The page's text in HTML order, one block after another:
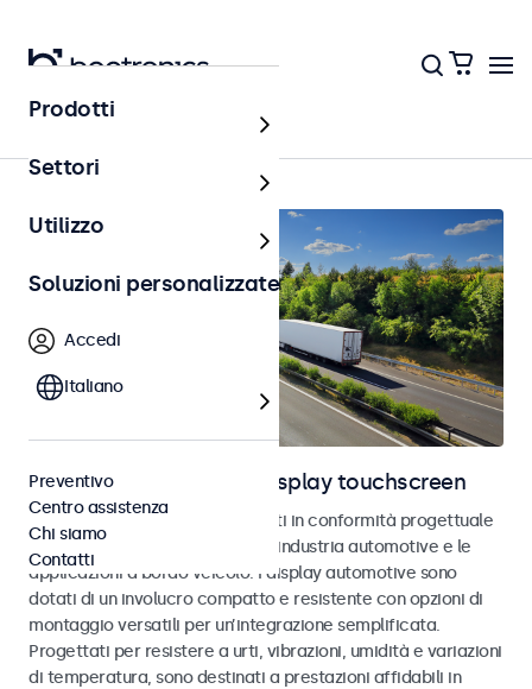
Home
Monitor automotive e display touchscreen
Monitor e touchscreen sviluppati in conformità progettuale
agli standard eMark e SAE per l’industria automotive e le
applicazioni a bordo veicolo. I display automotive sono
dotati di un involucro compatto e resistente con opzioni di
montaggio versatili per un’integrazione semplificata.
Progettati per resistere a urti, vibrazioni, umidità e variazioni
di temperatura, sono destinati a prestazioni affidabili in
Prodotti
Settori
Utilizzo
Soluzioni personalizzate
Accedi
Italiano
Preventivo
Centro assistenza
Chi siamo
Contatti